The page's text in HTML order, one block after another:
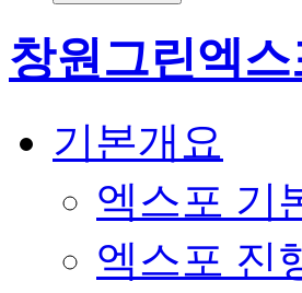
창원그린엑스
기본개요
엑스포 기
엑스포 진